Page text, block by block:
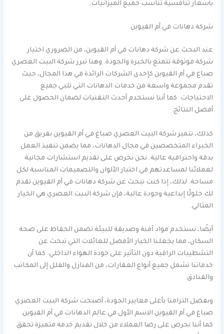
بأسعار تنافسية تناسب جميع الميزانيات.
شركة دهانات في أم القيوين
عند البحث عن شركة دهانات في أم القيوين، من الضروري اختيار
شركة موثوقة تتمتع بالخبرة والجودة. وهنا تبرز شركة البيت العصري
صباغ في أم القيوين كإحدى الشركات الرائدة في هذا المجال، حيث
تقدم مجموعة واسعة من خدمات الدهانات التي تلبي جميع
الاحتياجات. كما أننا نستخدم أحدث التقنيات لضمان الحصول على
أفضل النتائج.
كذلك، تتميز شركة البيت العصري صباغ في أم القيوين بفريق من
الخبراء المتخصصين في مجال الدهانات، مما يضمن تنفيذ العمل
بدقة واحترافية عالية. نحن نحرص على تقديم استشارات مجانية
لعملائنا لمساعدتهم في اختيار الألوان والتصميمات المناسبة لكل
مساحة. لذلك، إذا كنت تبحث عن شركة دهانات في أم القيوين تقدم
لك حلولًا إبداعية وجودة عالية، فإن شركة البيت العصري هي الخيار
المثالي.
أيضًا، نستخدم مواد آمنة وصديقة للبيئة تضمن الحفاظ على صحة
السكان، مما يجعلنا الخيار الأفضل للعائلات التي تبحث عن
التشطيبات الراقية دون التأثير على جودة الهواء الداخلي. كما أن
خدماتنا تشمل جميع أنواع العقارات، من المنازل والفلل إلى المكاتب
والفنادق.
وبفضل التزامنا بأعلى معايير الجودة، أصبحت شركة البيت العصري
صباغ في أم القيوين الاسم الأول في عالم الدهانات في أم القيوين.
كما أننا نحرص على رضا العملاء من خلال تقديم خدمة متميزة تحقق